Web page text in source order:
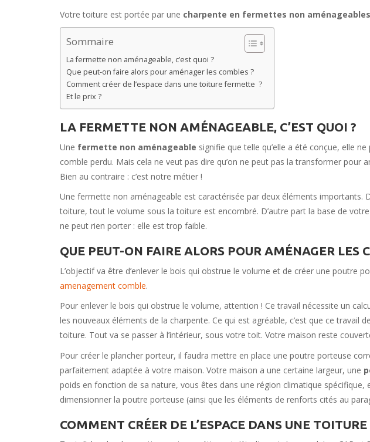
Votre toiture est portée par une charpente en fermettes non aménageables
Sommaire
La fermette non aménageable, c’est quoi ?
Que peut-on faire alors pour aménager les combles ?
Comment créer de l’espace dans une toiture fermette ?
Et le prix ?
LA FERMETTE NON AMÉNAGEABLE, C’EST QUOI ?
Une fermette non aménageable signifie que telle qu’elle a été conçue, elle
comble perdu. Mais cela ne veut pas dire qu’on ne peut pas la transformer pour
Bien au contraire : c’est notre métier !
Une fermette non aménageable est caractérisée par deux éléments importants.
toiture, tout le volume sous la toiture est encombré. D’autre part la base de
ne peut rien porter : elle est trop faible.
QUE PEUT-ON FAIRE ALORS POUR AMÉNAGER LES
L’objectif va être d’enlever le bois qui obstrue le volume et de créer une poutre
amenagement comble.
Pour enlever le bois qui obstrue le volume, attention ! Ce travail nécessite un
les nouveaux éléments de la charpente. Ce qui est agréable, c’est que ce travail
toiture. Tout va se passer à l’intérieur, sous votre toit. Votre maison reste
Pour créer le plancher porteur, il faudra mettre en place une poutre porteuse
parfaitement adaptée à votre maison. Votre maison a une certaine largeur, une
poids en fonction de sa nature, vous êtes dans une région climatique
dimensionner la poutre porteuse (ainsi que les éléments de renforts cités au
COMMENT CRÉER DE L’ESPACE DANS UNE